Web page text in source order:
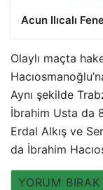
Acun Ilıcalı
Olaylı maçta
Aynı şekilde
İbrahim Usta da
Erdal Alkış ve
da İbrahim
YORUM BIRAK